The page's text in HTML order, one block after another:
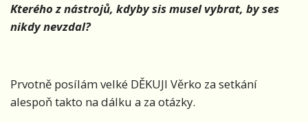
Kterého z nástrojů, kdyby sis musel vybrat, by ses
nikdy nevzdal?
Prvotně posílám velké DĚKUJI Věrko za setkání
alespoň takto na dálku a za otázky.